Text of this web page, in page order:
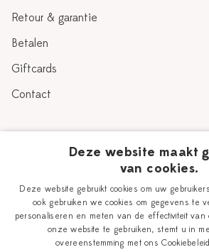
Retour & garantie
Betalen
Giftcards
Contact
Verhaal
Onze plateelschilders
Delfts
Workshops
Zakelijk
Deze website maakt
van cookies.
Deze website gebruikt cookies om uw
ook gebruiken we cookies om gegevens te
personaliseren en meten van de effectiviteit
onze website te gebruiken, stemt u in
overeenstemming met ons